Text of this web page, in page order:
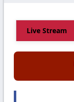
Live Stream